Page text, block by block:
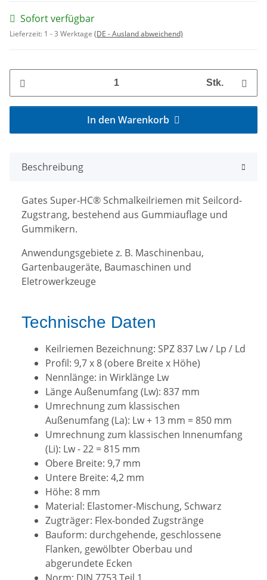
Sofort verfügbar
Lieferzeit: 1 - 3 Werktage (DE - Ausland abweichend)
Stk.
In den Warenkorb
Beschreibung
Gates Super-HC® Schmalkeilriemen mit Seilcord-
Zugstrang, bestehend aus Gummiauflage und
Gummikern.
Anwendungsgebiete z. B. Maschinenbau,
Gartenbaugeräte, Baumaschinen und
Eletrowerkzeuge
Technische Daten
Keilriemen Bezeichnung: SPZ 837 Lw / Lp / Ld
Profil: 9,7 x 8 (obere Breite x Höhe)
Nennlänge: in Wirklänge Lw
Länge Außenumfang (Lw): 837 mm
Umrechnung zum klassischen
Außenumfang (La): Lw + 13 mm = 850 mm
Umrechnung zum klassischen Innenumfang
(Li): Lw - 22 = 815 mm
Obere Breite: 9,7 mm
Untere Breite: 4,2 mm
Höhe: 8 mm
Material: Elastomer-Mischung, Schwarz
Zugträger: Flex-bonded Zugstränge
Bauform: durchgehende, geschlossene
Flanken, gewölbter Oberbau und
abgerundete Ecken